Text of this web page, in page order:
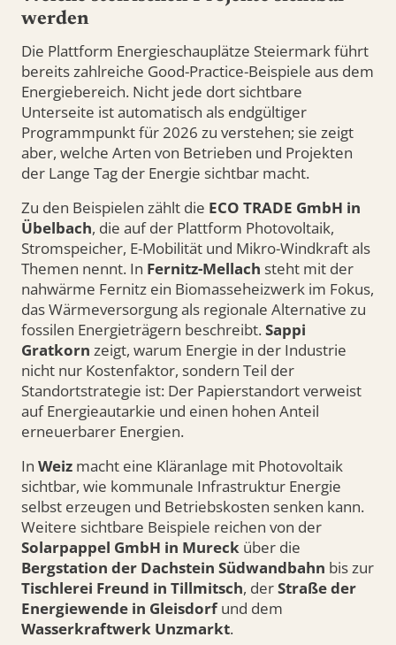
werden
Die Plattform Energieschauplätze Steiermark führt
bereits zahlreiche Good-Practice-Beispiele aus dem
Energiebereich. Nicht jede dort sichtbare
Unterseite ist automatisch als endgültiger
Programmpunkt für 2026 zu verstehen; sie zeigt
aber, welche Arten von Betrieben und Projekten
der Lange Tag der Energie sichtbar macht.
Zu den Beispielen zählt die ECO TRADE GmbH in
Übelbach, die auf der Plattform Photovoltaik,
Stromspeicher, E-Mobilität und Mikro-Windkraft als
Themen nennt. In Fernitz-Mellach steht mit der
nahwärme Fernitz ein Biomasseheizwerk im Fokus,
das Wärmeversorgung als regionale Alternative zu
fossilen Energieträgern beschreibt.Sappi
Gratkorn zeigt, warum Energie in der Industrie
nicht nur Kostenfaktor, sondern Teil der
Standortstrategie ist: Der Papierstandort verweist
auf Energieautarkie und einen hohen Anteil
erneuerbarer Energien.
In Weiz macht eine Kläranlage mit Photovoltaik
sichtbar, wie kommunale Infrastruktur Energie
selbst erzeugen und Betriebskosten senken kann.
Weitere sichtbare Beispiele reichen von der
Solarpappel GmbH in Mureck über die
Bergstation der Dachstein Südwandbahn bis zur
Tischlerei Freund in Tillmitsch, derStraße der
Energiewende in Gleisdorfund dem
Wasserkraftwerk Unzmarkt.